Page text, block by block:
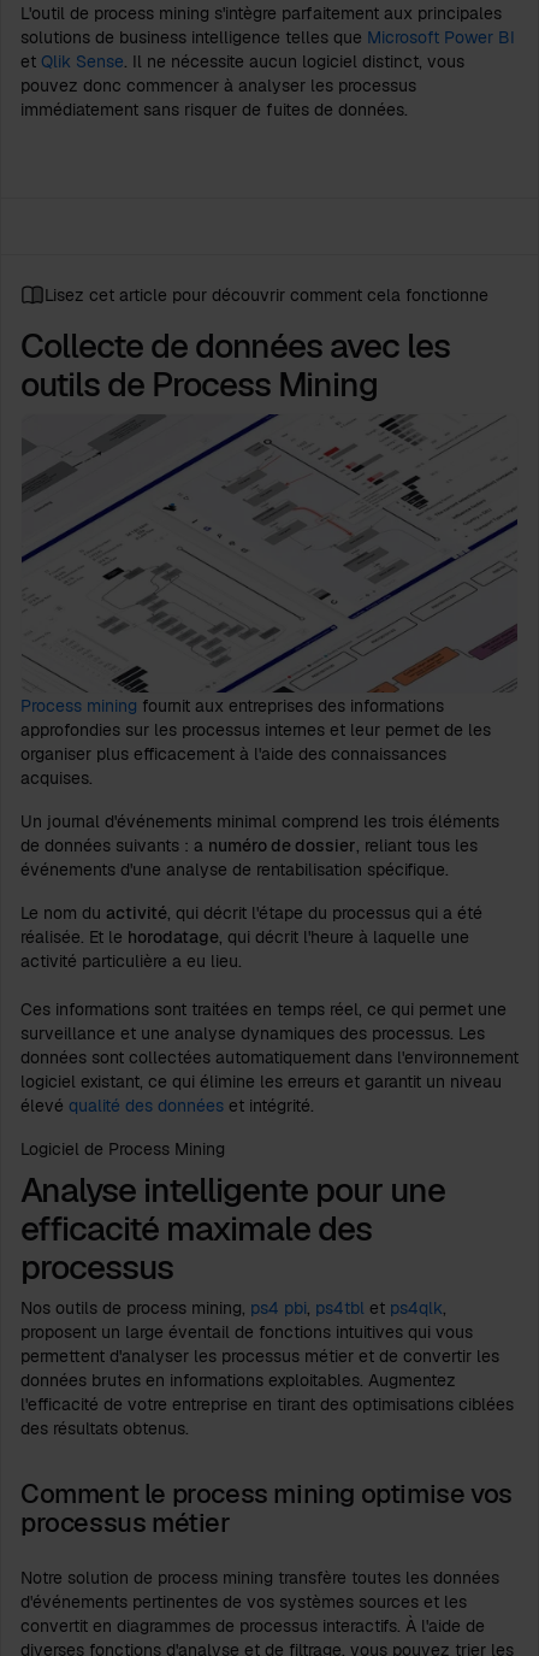
L'outil de process mining s'intègre parfaitement aux principales
solutions de business intelligence telles que Microsoft Power BI
et Qlik Sense. Il ne nécessite aucun logiciel distinct, vous
pouvez donc commencer à analyser les processus
immédiatement sans risquer de fuites de données.
Lisez cet article pour découvrir comment cela fonctionne
Collecte de données avec les
outils de Process Mining
Process mining fournit aux entreprises des informations
approfondies sur les processus internes et leur permet de les
organiser plus efficacement à l'aide des connaissances
acquises.
Un journal d'événements minimal comprend les trois éléments
de données suivants : a numéro de dossier, reliant tous les
événements d'une analyse de rentabilisation spécifique.
Le nom du activité, qui décrit l'étape du processus qui a été
réalisée. Et le horodatage, qui décrit l'heure à laquelle une
activité particulière a eu lieu.
Ces informations sont traitées en temps réel, ce qui permet une
surveillance et une analyse dynamiques des processus. Les
données sont collectées automatiquement dans l'environnement
logiciel existant, ce qui élimine les erreurs et garantit un niveau
élevé qualité des données et intégrité.
Logiciel de Process Mining
Analyse intelligente pour une
efficacité maximale des
processus
Nos outils de process mining, ps4 pbi, ps4tbl et ps4qlk,
proposent un large éventail de fonctions intuitives qui vous
permettent d'analyser les processus métier et de convertir les
données brutes en informations exploitables. Augmentez
l'efficacité de votre entreprise en tirant des optimisations ciblées
des résultats obtenus.
Comment le process mining optimise vos
processus métier
Notre solution de process mining transfère toutes les données
d'événements pertinentes de vos systèmes sources et les
convertit en diagrammes de processus interactifs. À l'aide de
diverses fonctions d'analyse et de filtrage, vous pouvez trier les